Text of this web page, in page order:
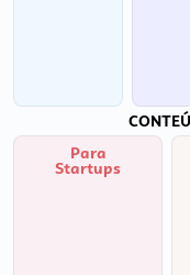
Para
Startups